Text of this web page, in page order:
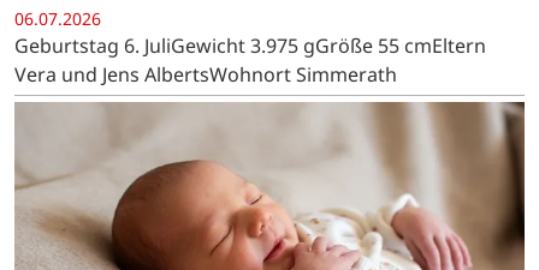
06.07.2026
Geburtstag 6. JuliGewicht 3.975 gGröße 55 cmEltern
Vera und Jens AlbertsWohnort Simmerath